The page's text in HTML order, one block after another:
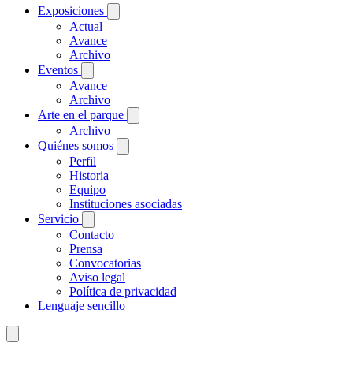
Exposiciones
Actual
Avance
Archivo
Eventos
Avance
Archivo
Arte en el parque
Archivo
Quiénes somos
Perfil
Historia
Equipo
Instituciones asociadas
Servicio
Contacto
Prensa
Convocatorias
Aviso legal
Política de privacidad
Lenguaje sencillo